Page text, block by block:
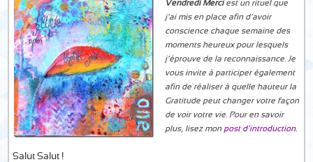
Vendredi Merciest un rituel que
j’ai mis en place afin d’avoir
conscience chaque semaine des
moments heureux pour lesquels
j’éprouve de la reconnaissance. Je
vous invite à participer également
afin de réaliser à quelle hauteur la
Gratitude peut changer votre façon
de voir votre vie. Pour en savoir
plus, lisez mon post d’introduction.
Salut Salut !